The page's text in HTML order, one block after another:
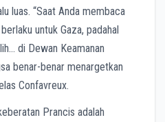
luas. “Saat Anda membaca
untuk Gaza, padahal
di Dewan Keamanan
benar-benar menargetkan
Confavreux.
Prancis adalah